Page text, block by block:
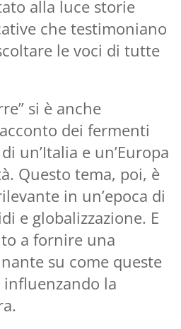
alla luce storie
che testimoniano
le voci di tutte
si è anche
dei fermenti
un’Italia e un’Europa
Questo tema, poi, è
in un’epoca di
e globalizzazione. E
a fornire una
su come queste
la